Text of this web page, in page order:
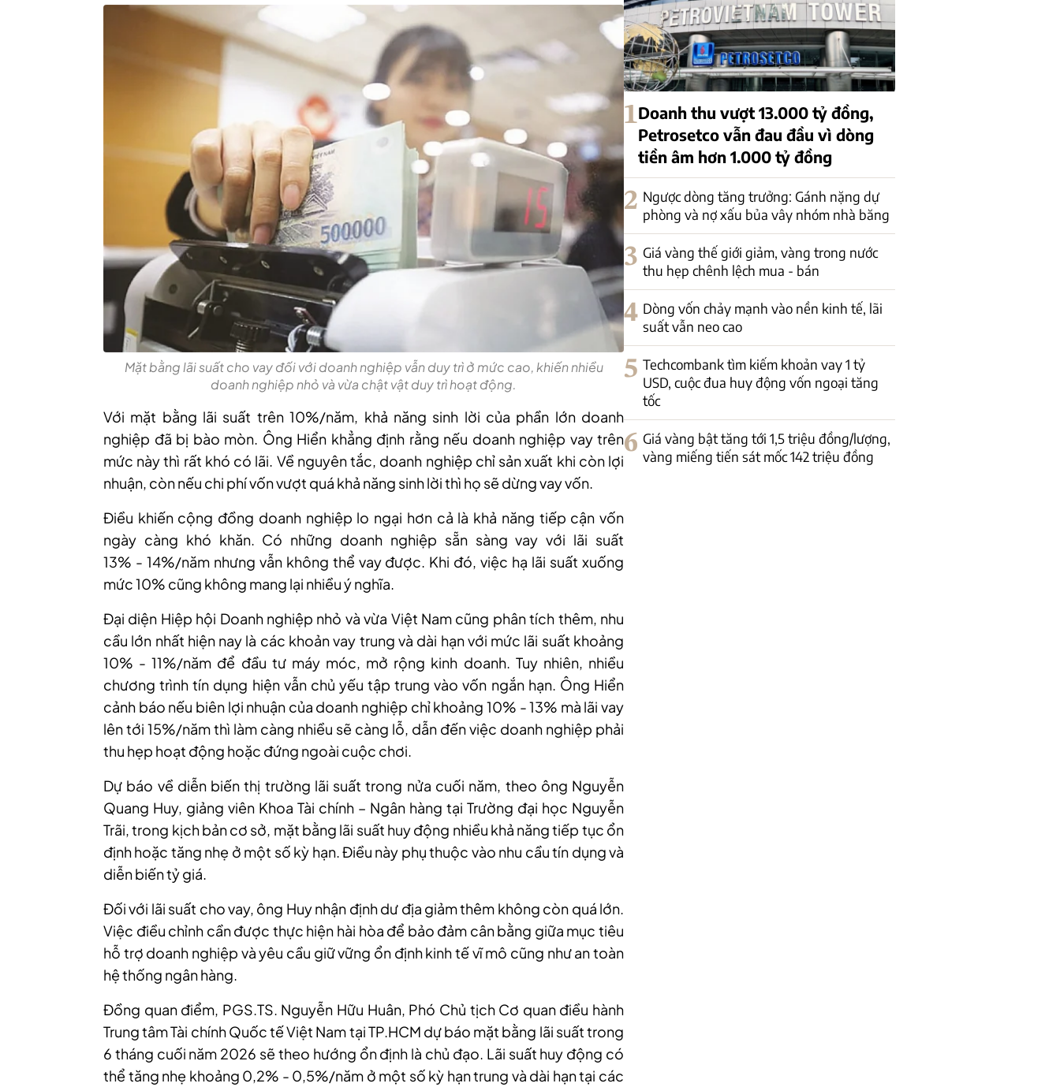
Mặt bằng lãi suất cho vay đối với doanh nghiệp vẫn duy trì ở mức cao, khiến nhiều
doanh nghiệp nhỏ và vừa chật vật duy trì hoạt động.
Với mặt bằng lãi suất trên 10%/năm, khả năng sinh lời của phần lớn doanh
nghiệp đã bị bào mòn. Ông Hiển khẳng định rằng nếu doanh nghiệp vay trên
mức này thì rất khó có lãi. Về nguyên tắc, doanh nghiệp chỉ sản xuất khi còn lợi
nhuận, còn nếu chi phí vốn vượt quá khả năng sinh lời thì họ sẽ dừng vay vốn.
Điều khiến cộng đồng doanh nghiệp lo ngại hơn cả là khả năng tiếp cận vốn
ngày càng khó khăn. Có những doanh nghiệp sẵn sàng vay với lãi suất
13% - 14%/năm nhưng vẫn không thể vay được. Khi đó, việc hạ lãi suất xuống
mức 10% cũng không mang lại nhiều ý nghĩa.
Đại diện Hiệp hội Doanh nghiệp nhỏ và vừa Việt Nam cũng phân tích thêm, nhu
cầu lớn nhất hiện nay là các khoản vay trung và dài hạn với mức lãi suất khoảng
10% - 11%/năm để đầu tư máy móc, mở rộng kinh doanh. Tuy nhiên, nhiều
chương trình tín dụng hiện vẫn chủ yếu tập trung vào vốn ngắn hạn. Ông Hiển
cảnh báo nếu biên lợi nhuận của doanh nghiệp chỉ khoảng 10% -13% mà lãi vay
lên tới 15%/nămthì làm càng nhiều sẽ càng lỗ, dẫn đến việc doanh nghiệp phải
thu hẹp hoạt động hoặc đứng ngoài cuộc chơi.
Dự báo về diễn biến thị trường lãi suất trong nửa cuối năm, theo ông Nguyễn
Quang Huy, giảng viên Khoa Tài chính – Ngân hàng tại Trường đại học Nguyễn
Trãi, trong kịch bản cơ sở, mặt bằng lãi suất huy động nhiều khả năng tiếp tục ổn
định hoặc tăng nhẹ ở một số kỳ hạn. Điều này phụ thuộc vào nhu cầu tín dụng và
diễn biến tỷ giá.
Đối với lãi suất cho vay, ông Huy nhận định dư địa giảm thêm không còn quá lớn.
Việc điều chỉnh cần được thực hiện hài hòa để bảo đảm cân bằng giữa mục tiêu
hỗ trợ doanh nghiệp và yêu cầu giữ vững ổn định kinh tế vĩ mô cũng như an toàn
hệ thống ngân hàng.
Đồng quan điểm, PGS.TS. Nguyễn Hữu Huân, Phó Chủ tịch Cơ quan điều hành
Trung tâm Tài chính Quốc tế Việt Nam tại TP.HCM dự báo mặt bằng lãi suất trong
6 tháng cuối năm 2026 sẽ theo hướng ổn định là chủ đạo. Lãi suất huy động có
thể tăng nhẹ khoảng 0,2% - 0,5%/năm ở một số kỳ hạn trung và dài hạn tại các
1Doanh thu vượt 13.000 tỷ đồng,
Petrosetco vẫn đau đầu vì dòng
tiền âm hơn 1.000 tỷ đồng
2 Ngược dòng tăng trưởng: Gánh nặng dự
phòng và nợ xấu bủa vây nhóm nhà băng
3 Giá vàng thế giới giảm, vàng trong nước
thu hẹp chênh lệch mua - bán
4 Dòng vốn chảy mạnh vào nền kinh tế, lãi
suất vẫn neo cao
5 Techcombank tìm kiếm khoản vay 1 tỷ
USD, cuộc đua huy động vốn ngoại tăng
tốc
6 Giá vàng bật tăng tới 1,5 triệu đồng/lượng,
vàng miếng tiến sát mốc 142 triệu đồng